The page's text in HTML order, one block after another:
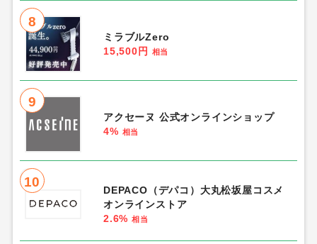
8
ミラブルZero
15,500円
相当
9
アクセーヌ 公式オンラインショップ
4% 相当
10
DEPACO（デパコ）大丸松坂屋コスメ
オンラインストア
2.6% 相当